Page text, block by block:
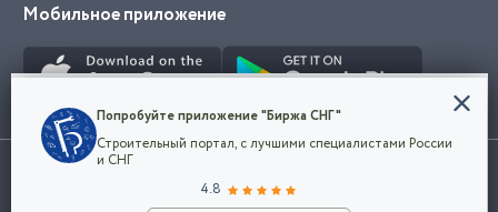
Мобильное приложение
Использование сайта, в том числе подача объявлений, означает
марки представленные на сайте являются собственностью их
Конфиденциальность
Мы используем файлы cookie, чтобы сделать
наш сайт удобным для каждого
Политикой конфиденциальности компании
Попробуйте приложение "Биржа СНГ"
Строительный портал, с лучшими специалистами России
и СНГ
4.8